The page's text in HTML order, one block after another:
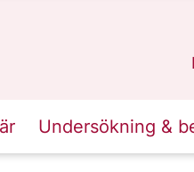
Undersökning &